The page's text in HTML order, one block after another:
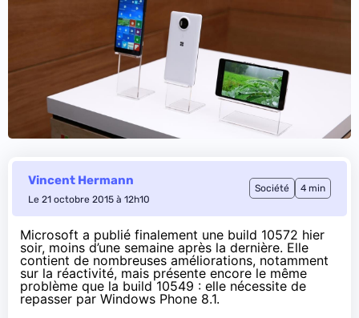
Vincent Hermann
Le 21 octobre 2015 à 12h10
Société 4 min
Microsoft a publié finalement une build 10572 hier
soir, moins d’une semaine après la dernière. Elle
contient de nombreuses améliorations, notamment
sur la réactivité, mais présente encore le même
problème que la build 10549 : elle nécessite de
repasser par Windows Phone 8.1.